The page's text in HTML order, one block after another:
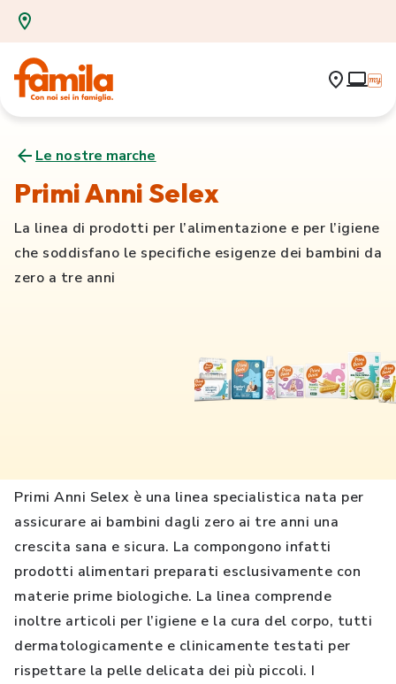
Le nostre marche
Primi Anni Selex
La linea di prodotti per l’alimentazione e per l’igiene
che soddisfano le specifiche esigenze dei bambini da
zero a tre anni
Primi Anni Selex è una linea specialistica nata per
assicurare ai bambini dagli zero ai tre anni una
crescita sana e sicura. La compongono infatti
prodotti alimentari preparati esclusivamente con
materie prime biologiche. La linea comprende
inoltre articoli per l’igiene e la cura del corpo, tutti
dermatologicamente e clinicamente testati per
rispettare la pelle delicata dei più piccoli. I